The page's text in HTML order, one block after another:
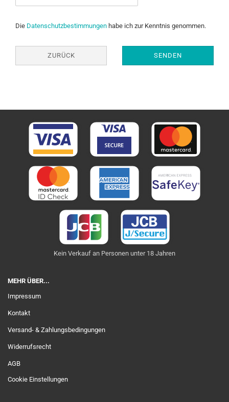
Die Datenschutzbestimmungen habe ich zur Kenntnis genommen.
ZURÜCK SENDEN
Kein Verkauf an Personen unter 18 Jahren
MEHR ÜBER...
Impressum
Kontakt
Versand- & Zahlungsbedingungen
Widerrufsrecht
AGB
Cookie Einstellungen